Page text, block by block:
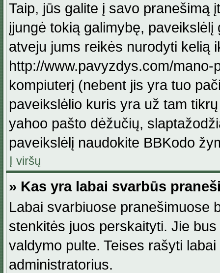
Taip, jūs galite į savo pranešimą
įjungė tokią galimybę,
atveju jums reikės nurodyti kelią
http://www.pavyzdys.com/
kompiuterį (nebent jis yra tuo
paveikslėlio kuris yra už tam
yahoo pašto dėžučių,
paveikslėlį naudokite BBKodo
Į viršų
» Kas yra labai svarbūs
Labai svarbiuose pranešimuose
stenkitės juos perskaityti. Jie
valdymo pulte. Teises rašyti
administratorius.